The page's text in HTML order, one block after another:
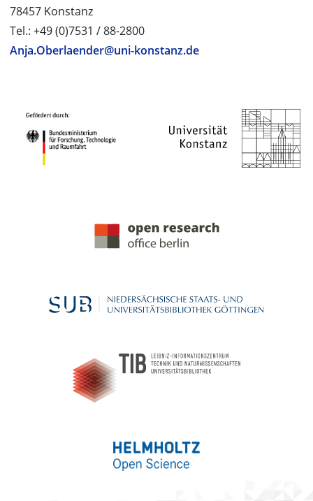
78457 Konstanz
Tel.: +49 (0)7531 / 88-2800
Anja.Oberlaender@uni-konstanz.de